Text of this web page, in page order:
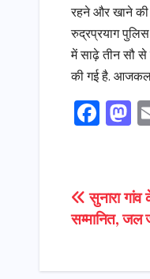
रहने और खाने की
रुद्रप्रयाग पुलिस
में साढ़े तीन सौ से
की गई है. आजकल
F
e
b
o
t
o
o
Post
सुनारा गांव
सम्मानित,